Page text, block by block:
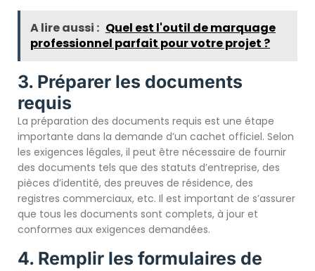
A lire aussi : Quel est l'outil de marquage
professionnel parfait pour votre projet ?
3. Préparer les documents
requis
La préparation des documents requis est une étape
importante dans la demande d’un cachet officiel. Selon
les exigences légales, il peut être nécessaire de fournir
des documents tels que des statuts d’entreprise, des
pièces d’identité, des preuves de résidence, des
registres commerciaux, etc. Il est important de s’assurer
que tous les documents sont complets, à jour et
conformes aux exigences demandées.
4. Remplir les formulaires de